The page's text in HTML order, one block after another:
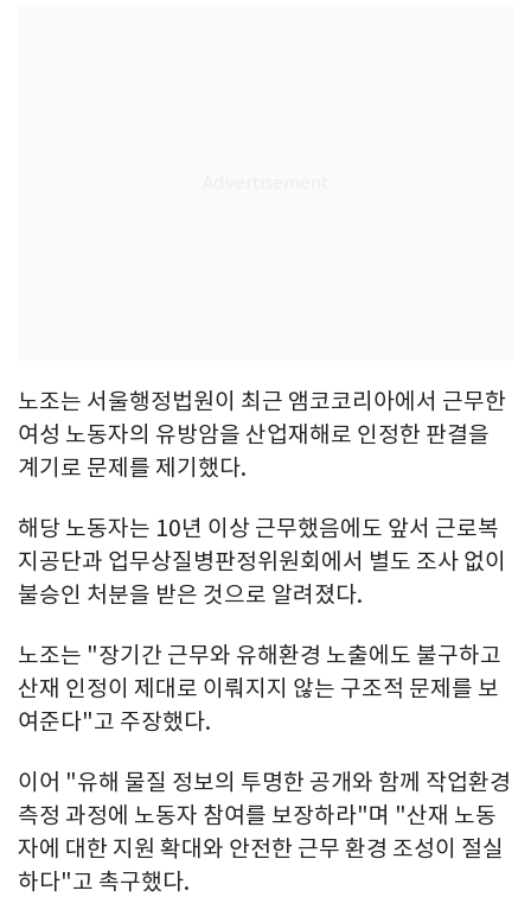
노조는 서울행정법원이 최근 앰코코리아에서 근무한
여성 노동자의 유방암을 산업재해로 인정한 판결을
계기로 문제를 제기했다.
해당 노동자는 10년 이상 근무했음에도 앞서 근로복
지공단과 업무상질병판정위원회에서 별도 조사 없이
불승인 처분을 받은 것으로 알려졌다.
노조는 "장기간 근무와 유해환경 노출에도 불구하고
산재 인정이 제대로 이뤄지지 않는 구조적 문제를 보
여준다"고 주장했다.
이어 "유해 물질 정보의 투명한 공개와 함께 작업환경
측정 과정에 노동자 참여를 보장하라"며 "산재 노동
자에 대한 지원 확대와 안전한 근무 환경 조성이 절실
하다"고 촉구했다.